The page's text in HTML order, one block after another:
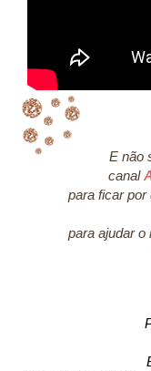
E não
canal
para ficar por
para ajudar